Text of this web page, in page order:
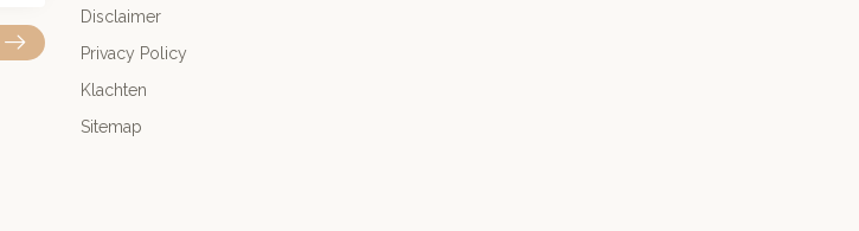
Disclaimer
Privacy Policy
Klachten
Sitemap